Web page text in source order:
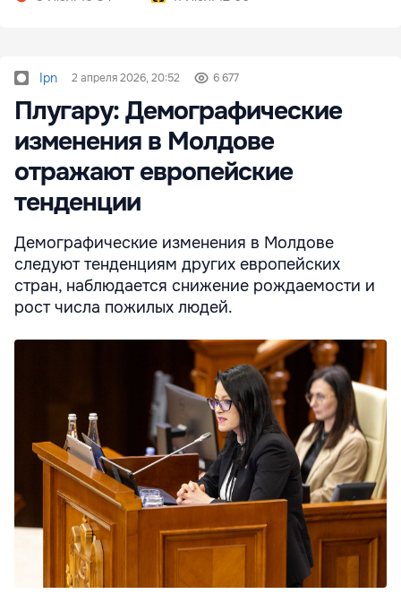
Ipn 2 апреля 2026, 20:52 6 677
Плугару: Демографические
изменения в Молдове
отражают европейские
тенденции
Демографические изменения в Молдове
следуют тенденциям других европейских
стран, наблюдается снижение рождаемости и
рост числа пожилых людей.